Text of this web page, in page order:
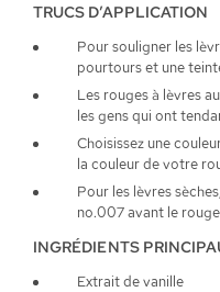
TRUCS D’APPLICATION
Pour souligner les
pourtours et une
Les rouges à lèvres
les gens qui ont
Choisissez une
la couleur de votre
Pour les lèvres
no.007 avant le
INGRÉDIENTS
Extrait de vanille